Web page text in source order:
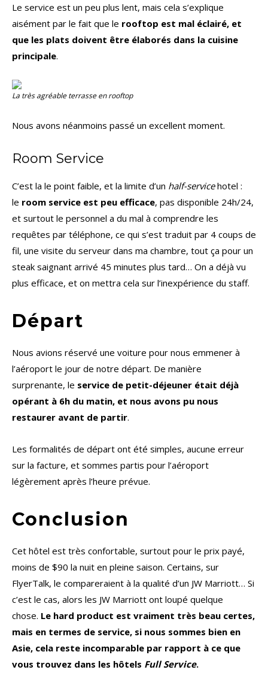
Le service est un peu plus lent, mais cela s’explique
aisément par le fait que le rooftop est mal éclairé, et
que les plats doivent être élaborés dans la cuisine
principale.
La très agréable terrasse en rooftop
Nous avons néanmoins passé un excellent moment.
Room Service
C’est la le point faible, et la limite d’un half-servicehotel :
le room service est peu efficace, pas disponible 24h/24,
et surtout le personnel a du mal à comprendre les
requêtes par téléphone, ce qui s’est traduit par 4 coups de
fil, une visite du serveur dans ma chambre, tout ça pour un
steak saignant arrivé 45 minutes plus tard… On a déjà vu
plus efficace, et on mettra cela sur l’inexpérience du staff.
Départ
Nous avions réservé une voiture pour nous emmener à
l’aéroport le jour de notre départ. De manière
surprenante, le service de petit-déjeuner était déjà
opérant à 6h du matin, et nous avons pu nous
restaurer avant de partir.
Les formalités de départ ont été simples, aucune erreur
sur la facture, et sommes partis pour l’aéroport
légèrement après l’heure prévue.
Conclusion
Cet hôtel est très confortable, surtout pour le prix payé,
moins de $90 la nuit en pleine saison. Certains, sur
FlyerTalk, le compareraient à la qualité d’un JW Marriott… Si
c’est le cas, alors les JW Marriott ont loupé quelque
chose. Le hard product est vraiment très beau certes,
mais en termes de service, si nous sommes bien en
Asie, cela reste incomparable par rapport à ce que
vous trouvez dans les hôtels Full Service.